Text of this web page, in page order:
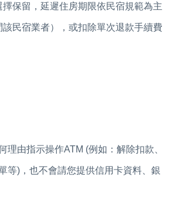
保留，延遲住房期限依民宿規範為主
該民宿業者），或扣除單次退款手續費
理由指示操作ATM (例如：解除扣款、
等)，也不會請您提供信用卡資料、銀